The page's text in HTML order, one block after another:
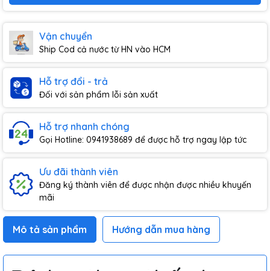
Vận chuyển
Ship Cod cả nước từ HN vào HCM
Hỗ trợ đổi - trả
Đối với sản phẩm lỗi sản xuất
Hỗ trợ nhanh chóng
Gọi Hotline: 0941938689 để được hỗ trợ ngay lập tức
Ưu đãi thành viên
Đăng ký thành viên để được nhận được nhiều khuyến
mãi
Mô tả sản phẩm Hướng dẫn mua hàng